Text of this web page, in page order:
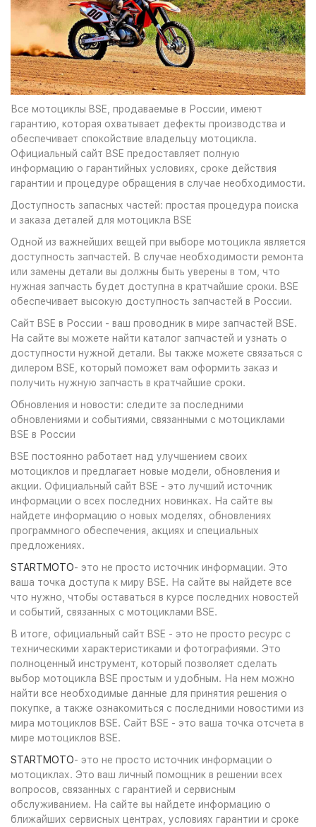
Все мотоциклы BSE, продаваемые в России, имеют
гарантию, которая охватывает дефекты производства и
обеспечивает спокойствие владельцу мотоцикла.
Официальный сайт BSE предоставляет полную
информацию о гарантийных условиях, сроке действия
гарантии и процедуре обращения в случае необходимости.
Доступность запасных частей: простая процедура поиска
и заказа деталей для мотоцикла BSE
Одной из важнейших вещей при выборе мотоцикла является
доступность запчастей. В случае необходимости ремонта
или замены детали вы должны быть уверены в том, что
нужная запчасть будет доступна в кратчайшие сроки. BSE
обеспечивает высокую доступность запчастей в России.
Сайт BSE в России - ваш проводник в мире запчастей BSE.
На сайте вы можете найти каталог запчастей и узнать о
доступности нужной детали. Вы также можете связаться с
дилером BSE, который поможет вам оформить заказ и
получить нужную запчасть в кратчайшие сроки.
Обновления и новости: следите за последними
обновлениями и событиями, связанными с мотоциклами
BSE в России
BSE постоянно работает над улучшением своих
мотоциклов и предлагает новые модели, обновления и
акции. Официальный сайт BSE - это лучший источник
информации о всех последних новинках. На сайте вы
найдете информацию о новых моделях, обновлениях
программного обеспечения, акциях и специальных
предложениях.
STARTMOTO- это не просто источник информации. Это
ваша точка доступа к миру BSE. На сайте вы найдете все
что нужно, чтобы оставаться в курсе последних новостей
и событий, связанных с мотоциклами BSE.
В итоге, официальный сайт BSE - это не просто ресурс с
техническими характеристиками и фотографиями. Это
полноценный инструмент, который позволяет сделать
выбор мотоцикла BSE простым и удобным. На нем можно
найти все необходимые данные для принятия решения о
покупке, а также ознакомиться с последними новостими из
мира мотоциклов BSE. Сайт BSE - это ваша точка отсчета в
мире мотоциклов BSE.
STARTMOTO- это не просто источник информации о
мотоциклах. Это ваш личный помощник в решении всех
вопросов, связанных с гарантией и сервисным
обслуживанием. На сайте вы найдете информацию о
ближайших сервисных центрах, условиях гарантии и сроке